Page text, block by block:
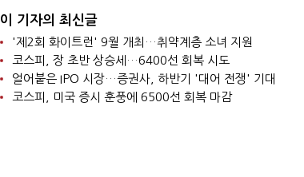
이 기자의 최신글
'제2회 화이트런' 9월 개최…취약계층 소녀 지원
코스피, 장 초반 상승세…6400선 회복 시도
얼어붙은 IPO 시장…증권사, 하반기 '대어 전쟁' 기대
코스피, 미국 증시 훈풍에 6500선 회복 마감